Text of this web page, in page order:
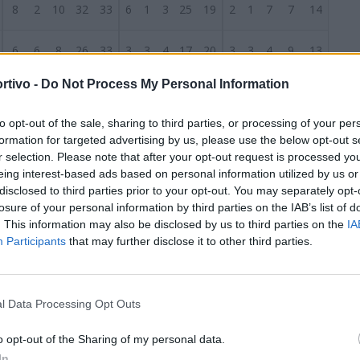
- Do Not Process My Personal Information
opt-out of the sale, sharing to third parties, or processing of your
for targeted advertising by us, please use the below opt-out
selection. Please note that after your opt-out request is processed
interest-based ads based on personal information utilized by us
to third parties prior to your opt-out. You may separately
of your personal information by third parties on the IAB’s list of
This information may also be disclosed by us to third parties on the
Participants that may further disclose it to other third parties.
Data Processing Opt Outs
opt-out of the Sharing of my personal data.
8 2 10 32 33 6 1 3 25 19 2 1 7 7 14
6 6 8 26 33 3 3 4 17 20 3 3 4 9 13
6 5 9 27 27 4 3 3 14 11 2 2 6 13
5 6 9 29 42 2 1 7 14 27 3 5 2 15 15
6 3 11 25 43 4 2 4 13 16 2 1 7 12 27
5 5 10 33 32 3 2 5 15 14 2 3 5 18 18
4 8 21 34
4 6 10 21 33 3 2 5 12 16